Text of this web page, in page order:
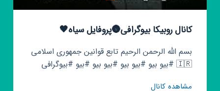
کانال روبیکا بیوگرافی🌚پروفایل سیاه🖤
بسم الله الرحمن الرحیم تابع قوانین جمهوری اسلامی
🇮🇷 #بیو بیو #بیو بیو #بیو بیو #بیو #بیوگرافی
مشاهده کانالکانال